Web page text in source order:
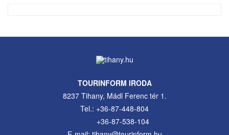
TOURINFORM IRODA
8237 Tihany, Mádl Ferenc tér 1.
Tel.: +36-87-448-804
+36-87-538-104